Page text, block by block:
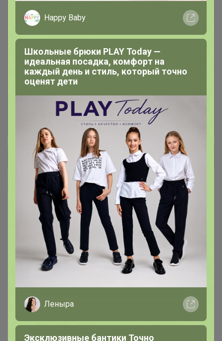
Джинсы мужские 43
Джинсы УТЕПЛЕННЫЕ для
мужчин и женщин
Толстовки женские
Трикотаж ТЕПЛЫЙ для мужчин:
толстовки, брюки, водолазки
+ Ещё 4 каталога
Хиты продаж
Скидка
Happy Baby
Школьные брюки PLAY Today —
идеальная посадка, комфорт на
каждый день и стиль, который точно
оценят дети
Леныра
Эксклюзивные бантики Точно